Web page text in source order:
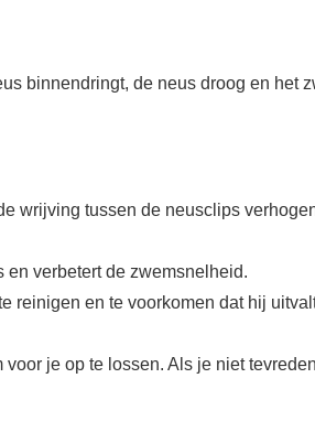
binnendringt, de neus droog en het
wrijving tussen de neusclips
en verbetert de zwemsnelheid.
reinigen en te voorkomen dat hij
je op te lossen. Als je niet